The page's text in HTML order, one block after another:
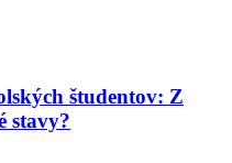
študentov: Z
stavy?